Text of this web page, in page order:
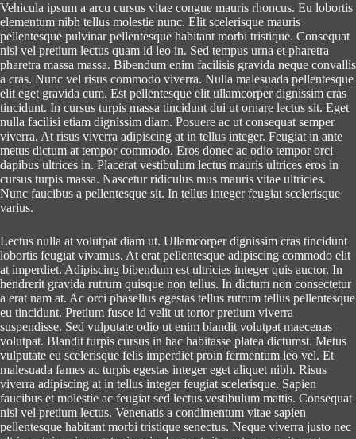
Vehicula ipsum a arcu cursus vitae congue mauris rhoncus. Eu lobortis
elementum nibh tellus molestie nunc. Elit scelerisque mauris
pellentesque pulvinar pellentesque habitant morbi tristique. Consequat
nisl vel pretium lectus quam id leo in. Sed tempus urna et pharetra
pharetra massa massa. Bibendum enim facilisis gravida neque convallis
a cras. Nunc vel risus commodo viverra. Nulla malesuada pellentesque
elit eget gravida cum. Est pellentesque elit ullamcorper dignissim cras
tincidunt. In cursus turpis massa tincidunt dui ut ornare lectus sit. Eget
nulla facilisi etiam dignissim diam. Posuere ac ut consequat semper
viverra. At risus viverra adipiscing at in tellus integer. Feugiat in ante
metus dictum at tempor commodo. Eros donec ac odio tempor orci
dapibus ultrices in. Placerat vestibulum lectus mauris ultrices eros in
cursus turpis massa. Nascetur ridiculus mus mauris vitae ultricies.
Nunc faucibus a pellentesque sit. In tellus integer feugiat scelerisque
varius.
Lectus nulla at volutpat diam ut. Ullamcorper dignissim cras tincidunt
lobortis feugiat vivamus. At erat pellentesque adipiscing commodo elit
at imperdiet. Adipiscing bibendum est ultricies integer quis auctor. In
hendrerit gravida rutrum quisque non tellus. In dictum non consectetur
a erat nam at. Ac orci phasellus egestas tellus rutrum tellus pellentesque
eu tincidunt. Pretium fusce id velit ut tortor pretium viverra
suspendisse. Sed vulputate odio ut enim blandit volutpat maecenas
volutpat. Blandit turpis cursus in hac habitasse platea dictumst. Metus
vulputate eu scelerisque felis imperdiet proin fermentum leo vel. Et
malesuada fames ac turpis egestas integer eget aliquet nibh. Risus
viverra adipiscing at in tellus integer feugiat scelerisque. Sapien
faucibus et molestie ac feugiat sed lectus vestibulum mattis. Consequat
nisl vel pretium lectus. Venenatis a condimentum vitae sapien
pellentesque habitant morbi tristique senectus. Neque viverra justo nec